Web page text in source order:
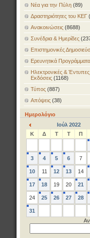
Νέα για την Πύλη (89)
Δραστηριότητες του ΚΕΓ
Ανακοινώσεις (8688)
Συνέδρια & Ημερίδες
Επιστημονικές
Ερευνητικά Προγράμματα
Ηλεκτρονικές & Έντυπες
Εκδόσεις (1168)
Τύπος (887)
Απόψεις (38)
Ημερολόγιο
<
Ιούλ 2022
Κ Δ Τ Τ Π
3 4 5 6 7
10 11 12 13 14
17 18 19 20 21
24 25 26 27 28
31